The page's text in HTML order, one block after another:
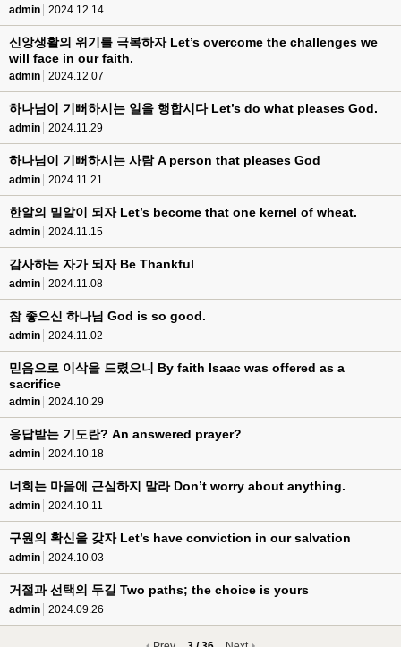
admin 2024.12.14
신앙생활의 위기를 극복하자 Let’s overcome the challenges we
will face in our faith.
admin 2024.12.07
하나님이 기뻐하시는 일을 행합시다 Let’s do what pleases God.
admin 2024.11.29
하나님이 기뻐하시는 사람 A person that pleases God
admin 2024.11.21
한알의 밀알이 되자 Let’s become that one kernel of wheat.
admin 2024.11.15
감사하는 자가 되자 Be Thankful
admin 2024.11.08
참 좋으신 하나님 God is so good.
admin 2024.11.02
믿음으로 이삭을 드렸으니 By faith Isaac was offered as a
sacrifice
admin 2024.10.29
응답받는 기도란? An answered prayer?
admin 2024.10.18
너희는 마음에 근심하지 말라 Don’t worry about anything.
admin 2024.10.11
구원의 확신을 갖자 Let’s have conviction in our salvation
admin 2024.10.03
거절과 선택의 두길 Two paths; the choice is yours
admin 2024.09.26